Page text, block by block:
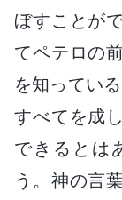
ぼすことが
てペテロの
を知ってい
すべてを成
できるとは
う。神の言